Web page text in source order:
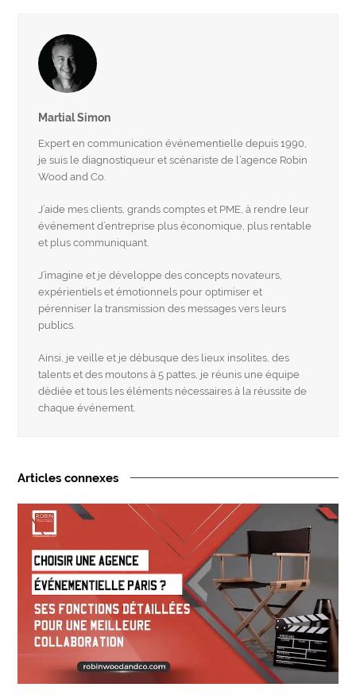
Martial Simon
Expert en communication événementielle depuis 1990,
je suis le diagnostiqueur et scénariste de l’agence Robin
Wood and Co.
J’aide mes clients, grands comptes et PME, à rendre leur
événement d’entreprise plus économique, plus rentable
et plus communiquant.
J’imagine et je développe des concepts novateurs,
expérientiels et émotionnels pour optimiser et
pérenniser la transmission des messages vers leurs
publics.
Ainsi, je veille et je débusque des lieux insolites, des
talents et des moutons à 5 pattes, je réunis une équipe
dédiée et tous les éléments nécessaires à la réussite de
chaque événement.
Articles connexes